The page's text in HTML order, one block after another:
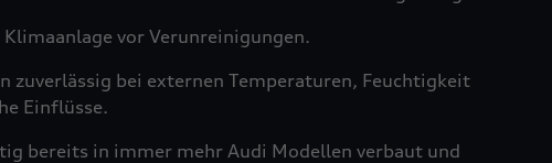
Klimaanlage vor Verunreinigungen.
zuverlässig bei externen Temperaturen, Feuchtigkeit
Einflüsse.
bereits in immer mehr Audi Modellen verbaut und